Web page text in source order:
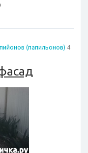
(папильонов) 4